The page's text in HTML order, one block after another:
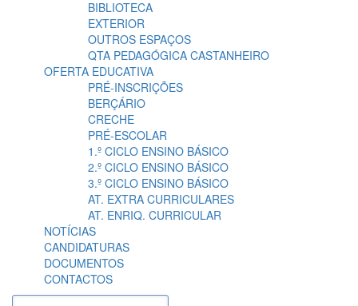
BIBLIOTECA
EXTERIOR
OUTROS ESPAÇOS
QTA PEDAGÓGICA CASTANHEIRO
OFERTA EDUCATIVA
PRÉ-INSCRIÇÕES
BERÇÁRIO
CRECHE
PRÉ-ESCOLAR
1.º CICLO ENSINO BÁSICO
2.º CICLO ENSINO BÁSICO
3.º CICLO ENSINO BÁSICO
AT. EXTRA CURRICULARES
AT. ENRIQ. CURRICULAR
NOTÍCIAS
CANDIDATURAS
DOCUMENTOS
CONTACTOS